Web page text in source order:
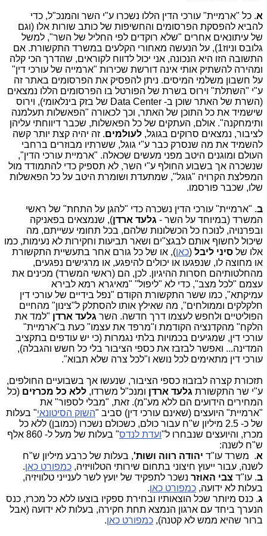
א. כל "ארמיית" עורכי הדין הללו נשכרו ע"י השר והמנכ"ל, כדי
להביא להפסקת הפרסומים והחשיפות של כותב שורות אלו (וגם
של עיתונאים אחרים "שלא רוקדים לפי החליל של השר", למשל
גלובס וניוז1), על הנעשה מאחורי הקלעים במשרד התקשורת. אם
התשובה הזו היא הנכונה, אני יכול לדווח לקוראים, שהדרך הכי קלה
ומהירה להשתיק אותי אינה דורשת שכירות "ארמייה של עורכי דין"
על חשבון משלמי המיסים. ניתן להפסיק את הפרסומים באתר זה
ע"י "השתלת" וירוס בשרת של הפורטל בו הפרסומים הללו נמצאים
(השרת של האתר שוכן ב- Data Center של בזק בינלאומי), וירוס
שישמיד את כל התוכן של האתר, וכך לכאורה "הפאשלות תעלמנה
ותימחקנה". אולם, העתקים של כל הפאשלות, שכבר דיווחתי עליהן
לציבור, נמצאים סרוקים בגוגל, לעולמים. זה יהיה קצת יותר קשה
להשמיד את מה שנסרק כבר ע"י גוגל, ששרתיו מבוזרים ברחבי
העולם ומוגנים היטב מפני מעשים שכאלה. "ארמיית עורכי הדין",
שנשכרה אך בשבוע החולף ע"י השר, לא תספיק כדי להתמודד מול
המפלצת הקרויה "גוגל", שמתעדת ושומרת היטב על כל הפאשלות
שלו, שכבר פורסמו.
ב. "ארמיית" עורכי הדין נשכרה כדי "להגן על התחת" של ראשי
המשרד (במיוחד על השר - גלעד ארדן), שנמצאים בפאניקה
ובפרנויה, לנוכח כל הכשלונות שלהם, בכל תחומי עשייתם, מה
שיכול לחשוף אותם לבגצ"ים ושאר תביעות וחקירות לא נעימות, כמו
אלו של סיני ליבל (כאן), או של כל גורם אחר בתעשיית התקשורת
או מחוצה לו, שנפגעו או יכולים להיפגע, או מרגישים נפגעים,
מהחלטותיהם חסרות ההיגיון. לכן, הם (ראשי המשרד) מכינים את
עצמם "לכל מצב", כדי לא "ליפול" "מאיגרא רמא לבירא
עמיקתא", כמו ששר התקשורת הקודם "נפל בידיים של עורכי דין
חלקלקים וממולחים", מה שאילץ אותו להסתלק ל"צינון" מהחיים
הפוליטיים ולחפש לעצמו דרך חדשה. השר גלעד ארדן "למד את
הלקח" מהקדנציה הקודמת ו"מרפד את עצמו" כעת ב"ארמיית"
עורכי דין, שמגיעים בכמויות בלתי נגמרות (כי יש עודפים בתקציב
המדינה... ואפשר לבזבז את כספי הציבור בלי כל חשש והגבלה),
עורכי דין מתאימים לכל נושא ו"לכל צרה שלא תבוא".
תזכורת קצרה לבזבוז כספי הציבור, שנעשו אך בשבועיים החולפים,
ע"י שר התקשורת גלעד ארדן ומנכ"ל משרדו, ללא כל מכרזים (כל
המחירים הידועים הם ללא מע"מ). זאת, "מבלי לספור" את
"ארמיית" היועצים (שאינם עורכי דין) סביב "השוק הסיטונאי" בעלות
של כ- 2.5 מיליון ש"ח עבור כולם, כשכולם נשכרו (כמובן) ללא כל
מכרז, והיועצים שנבחרו ל"ועדת לנדס
" בעלות של מעל ל- 860 אלף
ש"ח לשנה:
א. משרד עו"ד יהודה רווה ושות', בעלות של כרבע מיליון ש"ח
לשנה, עבור ייעוץ חיצוני בתחום שירותי הטלוויזיה, כמפורט כאן.
ב. עו"ד צבי האוזר נשכר לתפקיד של יועץ לשר לענייני טלוויזיה,
בעלות לא ידועה, כמפורט כאן.
ג. כנס מיותר שכל הוצאותיו ובחירת ספקיו בוצעו ללא כל מכרז, כנס
הנערך ביחד עם ארגון הנמצא תחת חקירה, בעלות לא ידועה (אבל
ברור שהיא ממש לא קטנה), כמפורט כאן.